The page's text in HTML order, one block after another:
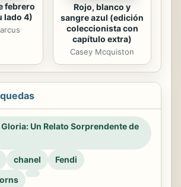
febrero
lado 4)
Rojo, blanco y
sangre azul (edición
coleccionista con
capítulo extra)
Casey Mcquiston
Un Relato Sorprendente de
chanel
Fendi